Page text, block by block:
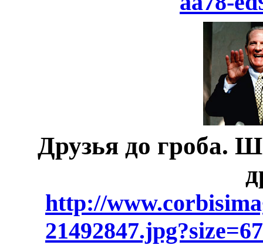
Друзья до гроба.
http://